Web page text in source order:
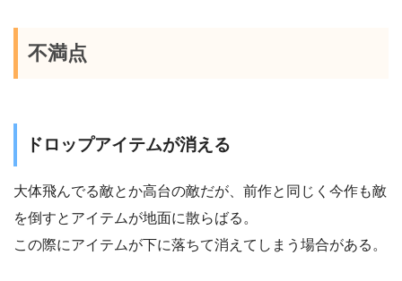
不満点
ドロップアイテムが消える
大体飛んでる敵とか高台の敵だが、前作と同じく今作も敵
を倒すとアイテムが地面に散らばる。
この際にアイテムが下に落ちて消えてしまう場合がある。